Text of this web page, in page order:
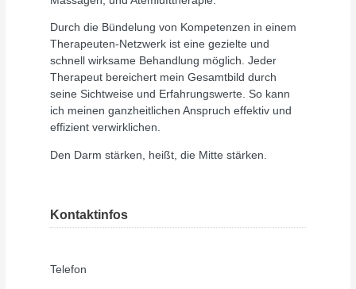
Durch die Bündelung von Kompetenzen in einem
Therapeuten-Netzwerk ist eine gezielte und
schnell wirksame Behandlung möglich. Jeder
Therapeut bereichert mein Gesamtbild durch
seine Sichtweise und Erfahrungswerte. So kann
ich meinen ganzheitlichen Anspruch effektiv und
effizient verwirklichen.
Den Darm stärken, heißt, die Mitte stärken.
Kontaktinfos
Telefon